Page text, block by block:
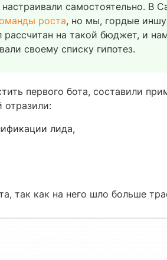
самостоятельно. В
роста, но мы, гордые
рассчитан на такой бюджет, и
своему списку гипотез.
первого бота, составили
отразили:
лида,
так как на него шло больше